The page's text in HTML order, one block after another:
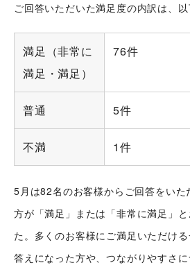
ご回答いただいた満足度の内訳は、以
満足（非常に
満足・満足）
76件
普通 5件
不満 1件
5月は82名のお客様からご回答をい
方が「満足」または「非常に満足」
た。多くのお客様にご満足いただけ
答えになった方や、つながりやすさ